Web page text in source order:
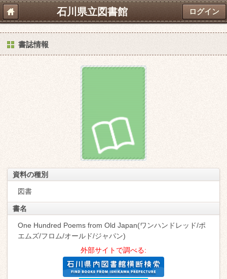
石川県立図書館 ログイン
書誌情報
資料の種別
図書
書名
One Hundred Poems from Old Japan(ワンハンドレッド/ポ
エムズ/フロム/オールド/ジャパン)
外部サイトで調べる: